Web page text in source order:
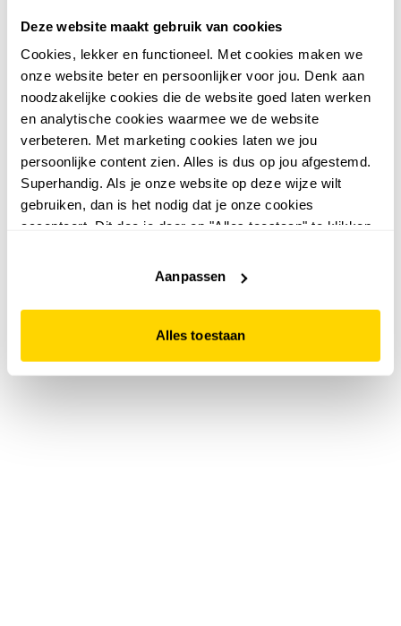
Deze website maakt gebruik van cookies
Cookies, lekker en functioneel. Met cookies maken we
onze website beter en persoonlijker voor jou. Denk aan
noodzakelijke cookies die de website goed laten werken
en analytische cookies waarmee we de website
verbeteren. Met marketing cookies laten we jou
persoonlijke content zien. Alles is dus op jou afgestemd.
Superhandig. Als je onze website op deze wijze wilt
gebruiken, dan is het nodig dat je onze cookies
accepteert. Dit doe je door op "Alles toestaan" te klikken.
website niet optimaal functioneert.
Aanpassen
Alles toestaan